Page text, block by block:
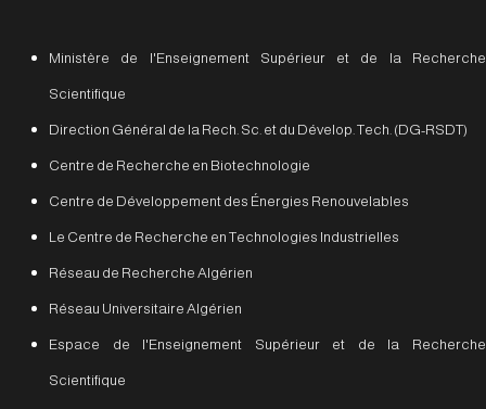
Ministère de l'Enseignement Supérieur et de la Recherche
Scientifique
Direction Général de la Rech. Sc. et du Dévelop. Tech. (DG-RSDT)
Centre de Recherche en Biotechnologie
Centre de Développement des Énergies Renouvelables
Le Centre de Recherche en Technologies Industrielles
Réseau de Recherche Algérien
Réseau Universitaire Algérien
Espace de l'Enseignement Supérieur et de la Recherche
Scientifique